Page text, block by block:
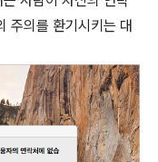
주의를 환기시키는 대